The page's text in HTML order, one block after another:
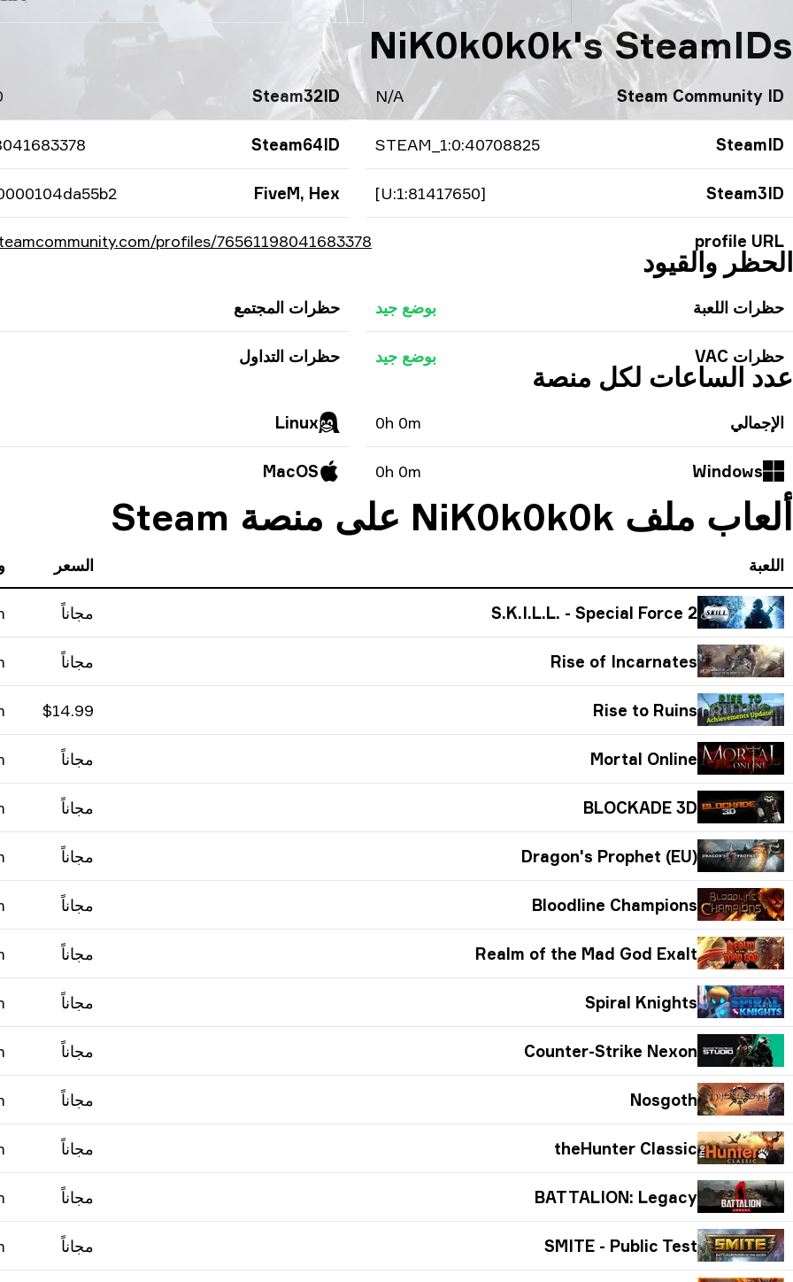
NiK0k0k0k's SteamIDs
Steam Community ID
N/A
Steam32ID
SteamID
STEAM_1:0:40708825
Steam64ID
Steam3ID
[U:1:81417650]
FiveM, Hex
profile URL
profiles/76561198041683378/
الحظر والقيود
حظرات اللعبة بوضع جيد حظرات المجتمع
حظرات VAC بوضع جيد حظرات التداول
عدد الساعات لكل منصة
الإجمالي 0h 0m
Linux
Windows
0h 0m
MacOS
ألعاب ملف NiK0k0k0k على منصة Steam
اللعبة السعر
S.K.I.L.L. - Special Force 2 مجاناً
Rise of Incarnates مجاناً
Rise to Ruins
$14.99
Mortal Online مجاناً
BLOCKADE 3D مجاناً
Dragon's Prophet (EU) مجاناً
Bloodline Champions مجاناً
Realm of the Mad God Exalt مجاناً
Spiral Knights مجاناً
Counter-Strike Nexon مجاناً
Nosgoth مجاناً
theHunter Classic مجاناً
BATTALION: Legacy مجاناً
SMITE - Public Test مجاناً